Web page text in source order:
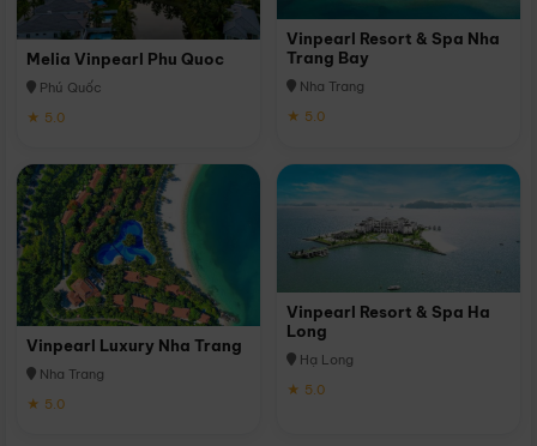
Melia Vinpearl Phu Quoc
Phú Quốc
★ 5.0
Vinpearl Resort & Spa Nha
Trang Bay
Nha Trang
★ 5.0
Vinpearl Luxury Nha Trang
Nha Trang
★ 5.0
Vinpearl Resort & Spa Ha
Long
Hạ Long
★ 5.0